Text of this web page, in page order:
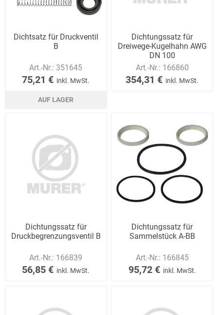
Dichtsatz für Druckventil
B
Art.-Nr.: 351645
75,21 € inkl. MwSt.
AUF LAGER
Dichtungssatz für
Dreiwege-Kugelhahn AWG
DN 100
Art.-Nr.: 166860
354,31 € inkl. MwSt.
Dichtungssatz für
Druckbegrenzungsventil B
Art.-Nr.: 166839
56,85 € inkl. MwSt.
Dichtungssatz für
Sammelstück A-BB
Art.-Nr.: 166845
95,72 € inkl. MwSt.